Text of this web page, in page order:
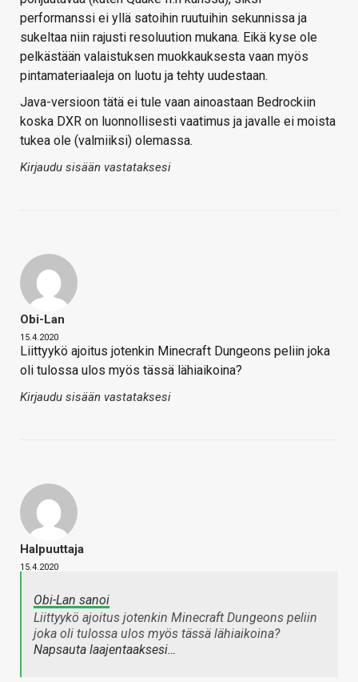
performanssi ei yllä satoihin ruutuihin sekunnissa ja
sukeltaa niin rajusti resoluution mukana. Eikä kyse ole
pelkästään valaistuksen muokkauksesta vaan myös
pintamateriaaleja on luotu ja tehty uudestaan.
Java-versioon tätä ei tule vaan ainoastaan Bedrockiin
koska DXR on luonnollisesti vaatimus ja javalle ei moista
tukea ole (valmiiksi) olemassa.
Kirjaudu sisään vastataksesi
Obi-Lan
15.4.2020
Liittyykö ajoitus jotenkin Minecraft Dungeons peliin joka
oli tulossa ulos myös tässä lähiaikoina?
Kirjaudu sisään vastataksesi
Halpuuttaja
15.4.2020
Obi-Lan sanoi
Liittyykö ajoitus jotenkin Minecraft Dungeons peliin
joka oli tulossa ulos myös tässä lähiaikoina?
Napsauta laajentaaksesi…